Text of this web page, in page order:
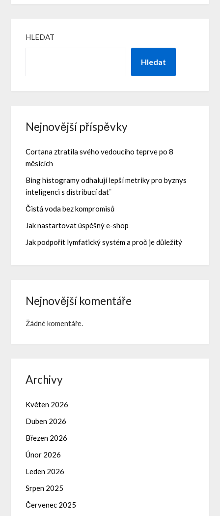
HLEDAT
Hledat
Nejnovější příspěvky
Cortana ztratila svého vedoucího teprve po 8
měsících
Bing histogramy odhalují lepší metriky pro byznys
inteligenci s distribucí dat¨
Čistá voda bez kompromisů
Jak nastartovat úspěšný e-shop
Jak podpořit lymfatický systém a proč je důležitý
Nejnovější komentáře
Žádné komentáře.
Archivy
Květen 2026
Duben 2026
Březen 2026
Únor 2026
Leden 2026
Srpen 2025
Červenec 2025